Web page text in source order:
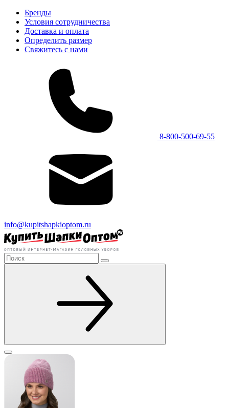
Бренды
Условия сотрудничества
Доставка и оплата
Определить размер
Свяжитесь с нами
8-800-500-69-55
info@kupitshapkioptom.ru